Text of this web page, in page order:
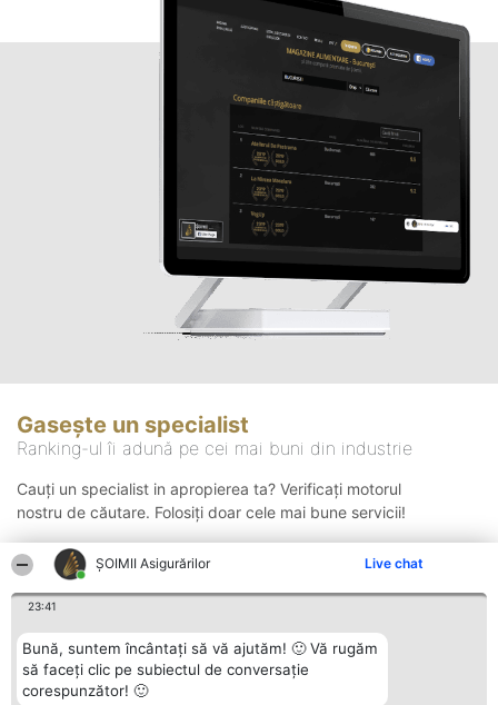
ȘOIMII Asigurărilor Live chat
23:41
Bună, suntem încântați să vă ajutăm! 🙂 Vă rugăm
să faceți clic pe subiectul de conversație
corespunzător! 🙂
Gasește un specialist
Ranking-ul îi adună pe cei mai buni din industrie
Cauți un specialist in apropierea ta? Verificați motorul
nostru de căutare. Folosiți doar cele mai bune servicii!